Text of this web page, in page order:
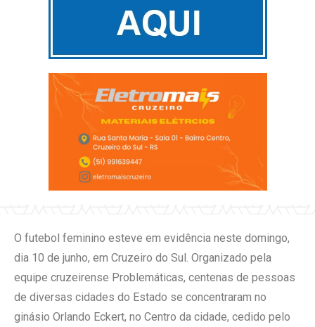
O futebol feminino esteve em evidência neste domingo,
dia 10 de junho, em Cruzeiro do Sul. Organizado pela
equipe cruzeirense Problemáticas, centenas de pessoas
de diversas cidades do Estado se concentraram no
ginásio Orlando Eckert, no Centro da cidade, cedido pelo